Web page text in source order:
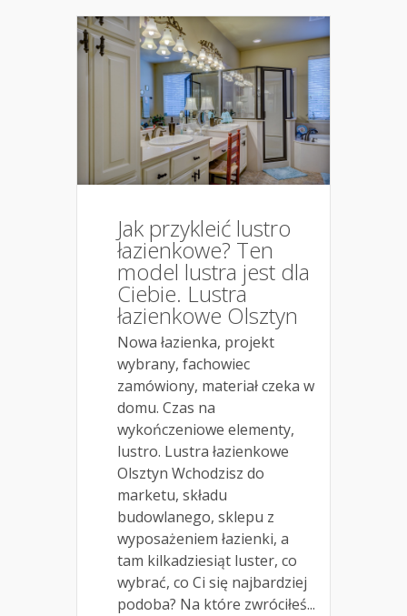
Jak przykleić lustro
łazienkowe? Ten
model lustra jest dla
Ciebie. Lustra
łazienkowe Olsztyn
Nowa łazienka, projekt
wybrany, fachowiec
zamówiony, materiał czeka w
domu. Czas na
wykończeniowe elementy,
lustro. Lustra łazienkowe
Olsztyn Wchodzisz do
marketu, składu
budowlanego, sklepu z
wyposażeniem łazienki, a
tam kilkadziesiąt luster, co
wybrać, co Ci się najbardziej
podoba? Na które zwróciłeś...